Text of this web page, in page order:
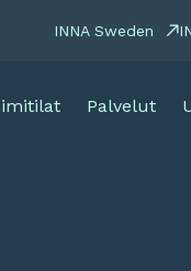
INNA Sweden
Palvelut